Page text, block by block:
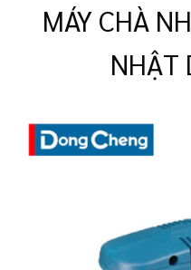
MÁY CHÀ
NHẬT